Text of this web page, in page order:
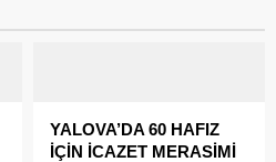
YALOVA’DA 60 HAFIZ
İÇİN İCAZET MERASİMİ